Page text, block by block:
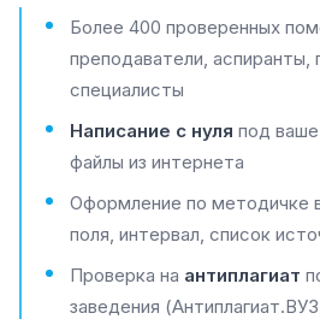
Более 400 проверенных
преподаватели, аспиранты,
специалисты
Написание с нуля под
файлы из интернета
Оформление по методичке
поля, интервал, список
Проверка на антиплагиат
заведения